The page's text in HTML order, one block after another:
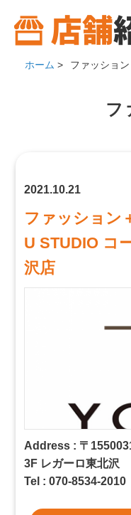
ホーム > ファッション
フ
2021.10.21
ファッション
U STUDIO コ
沢店
Address : 〒
3F レガーロ東北沢
Tel : 070-8534-2010